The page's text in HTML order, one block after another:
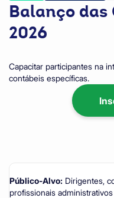
Balanço
2026
Capacitar participantes na
contábeis específicas.
Público-Alvo: Dirigentes,
profissionais